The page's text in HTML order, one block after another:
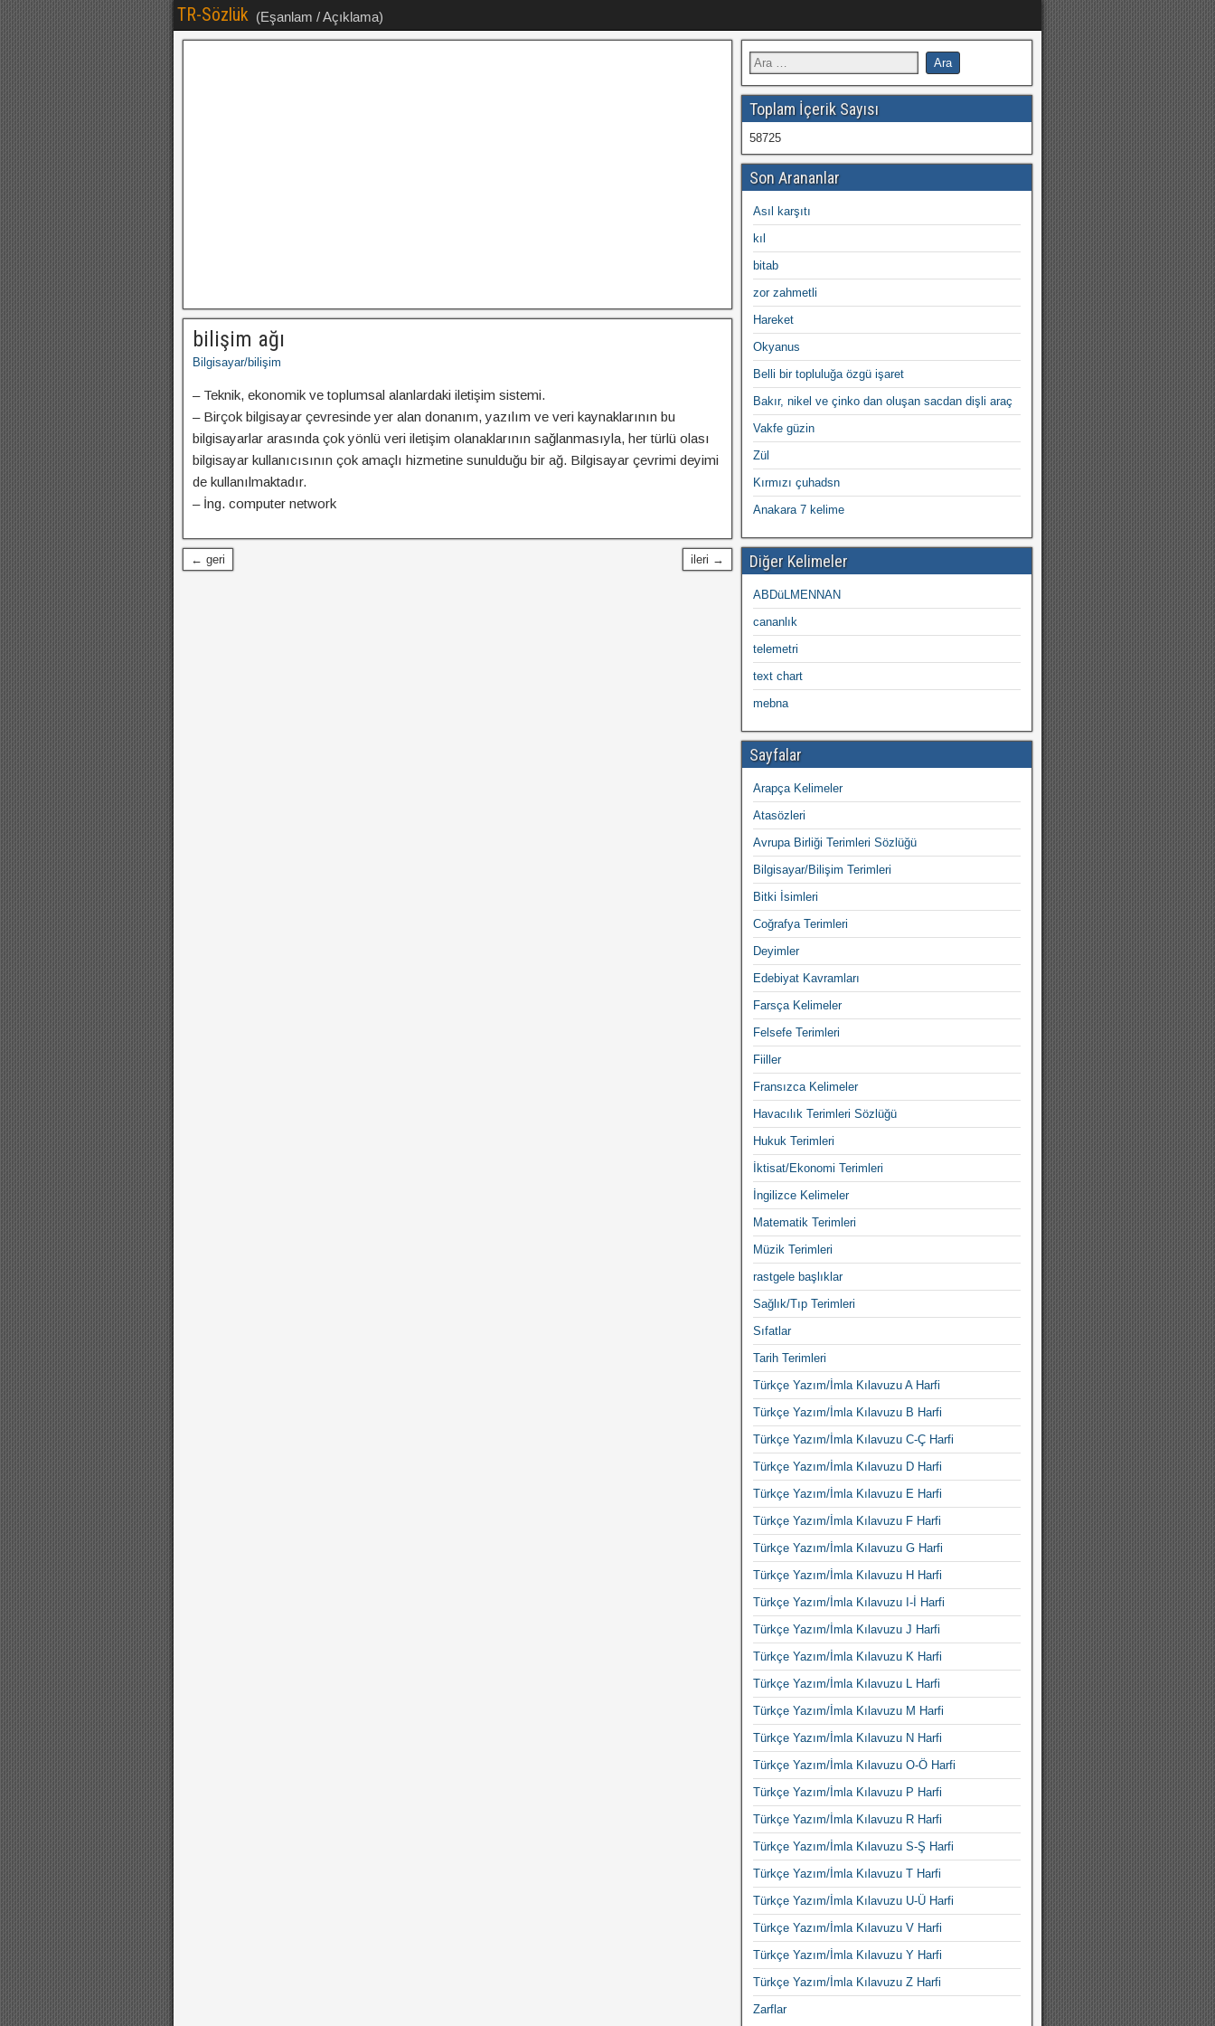
TR-Sözlük (Eşanlam / Açıklama)
bilişim ağı
Bilgisayar/bilişim
– Teknik, ekonomik ve toplumsal alanlardaki iletişim sistemi.
– Birçok bilgisayar çevresinde yer alan donanım, yazılım ve veri kaynaklarının bu
bilgisayarlar arasında çok yönlü veri iletişim olanaklarının sağlanmasıyla, her türlü olası
bilgisayar kullanıcısının çok amaçlı hizmetine sunulduğu bir ağ. Bilgisayar çevrimi deyimi
de kullanılmaktadır.
– İng. computer network
← geri ileri →
Toplam İçerik Sayısı
58725
Son Arananlar
Asıl karşıtı
kıl
bitab
zor zahmetli
Hareket
Okyanus
Belli bir topluluğa özgü işaret
Bakır, nikel ve çinko dan oluşan sacdan dişli araç
Vakfe güzin
Zül
Kırmızı çuhadsn
Anakara 7 kelime
Diğer Kelimeler
ABDüLMENNAN
cananlık
telemetri
text chart
mebna
Sayfalar
Arapça Kelimeler
Atasözleri
Avrupa Birliği Terimleri Sözlüğü
Bilgisayar/Bilişim Terimleri
Bitki İsimleri
Coğrafya Terimleri
Deyimler
Edebiyat Kavramları
Farsça Kelimeler
Felsefe Terimleri
Fiiller
Fransızca Kelimeler
Havacılık Terimleri Sözlüğü
Hukuk Terimleri
İktisat/Ekonomi Terimleri
İngilizce Kelimeler
Matematik Terimleri
Müzik Terimleri
rastgele başlıklar
Sağlık/Tıp Terimleri
Sıfatlar
Tarih Terimleri
Türkçe Yazım/İmla Kılavuzu A Harfi
Türkçe Yazım/İmla Kılavuzu B Harfi
Türkçe Yazım/İmla Kılavuzu C-Ç Harfi
Türkçe Yazım/İmla Kılavuzu D Harfi
Türkçe Yazım/İmla Kılavuzu E Harfi
Türkçe Yazım/İmla Kılavuzu F Harfi
Türkçe Yazım/İmla Kılavuzu G Harfi
Türkçe Yazım/İmla Kılavuzu H Harfi
Türkçe Yazım/İmla Kılavuzu I-İ Harfi
Türkçe Yazım/İmla Kılavuzu J Harfi
Türkçe Yazım/İmla Kılavuzu K Harfi
Türkçe Yazım/İmla Kılavuzu L Harfi
Türkçe Yazım/İmla Kılavuzu M Harfi
Türkçe Yazım/İmla Kılavuzu N Harfi
Türkçe Yazım/İmla Kılavuzu O-Ö Harfi
Türkçe Yazım/İmla Kılavuzu P Harfi
Türkçe Yazım/İmla Kılavuzu R Harfi
Türkçe Yazım/İmla Kılavuzu S-Ş Harfi
Türkçe Yazım/İmla Kılavuzu T Harfi
Türkçe Yazım/İmla Kılavuzu U-Ü Harfi
Türkçe Yazım/İmla Kılavuzu V Harfi
Türkçe Yazım/İmla Kılavuzu Y Harfi
Türkçe Yazım/İmla Kılavuzu Z Harfi
Zarflar